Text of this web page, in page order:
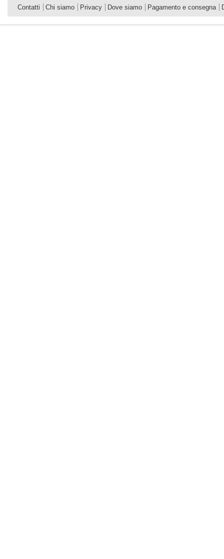
Contatti Chi siamo Privacy Dove siamo Pagamento e consegna